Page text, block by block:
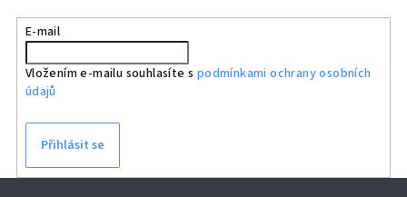
E-mail
Vložením e-mailu souhlasíte s podmínkami ochrany osobních
údajů
Přihlásit se